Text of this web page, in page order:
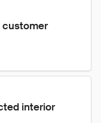
customer
interior